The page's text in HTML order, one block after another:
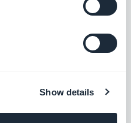
Show details
renforcez votre